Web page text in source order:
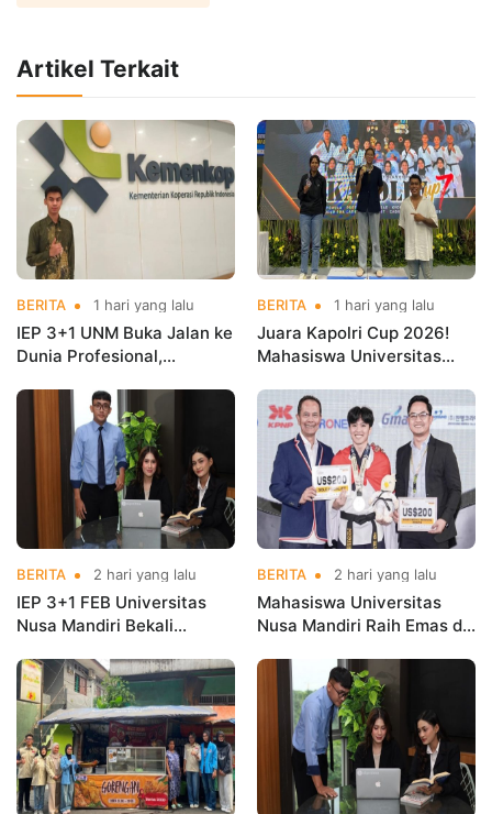
Artikel Terkait
BERITA 1 hari yang lalu
IEP 3+1 UNM Buka Jalan ke
Dunia Profesional,
Kementerian Koperasi
BERITA 1 hari yang lalu
Juara Kapolri Cup 2026!
Mahasiswa Universitas
Nama Kampus di Kejurnas
Taekwondo
BERITA 2 hari yang lalu
IEP 3+1 FEB Universitas
Nusa Mandiri Bekali
Kerja Sebelum Lulus
BERITA 2 hari yang lalu
Mahasiswa Universitas
Nusa Mandiri Raih Emas di
Indonesia Open
Championships 2026